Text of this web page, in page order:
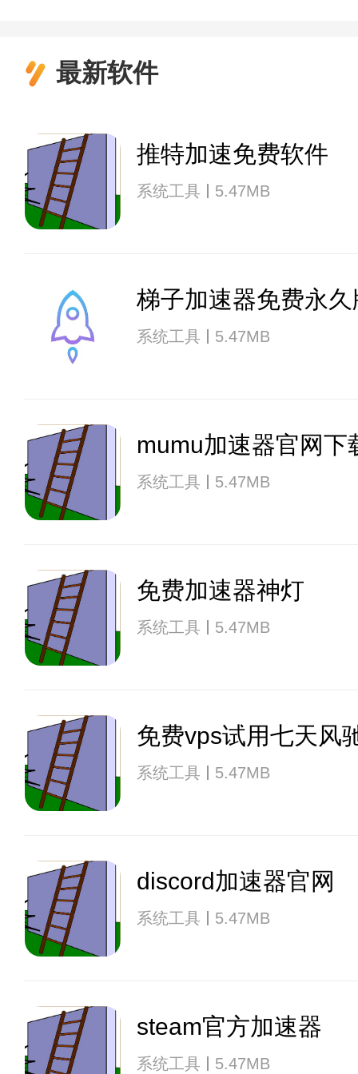
最新软件
推特加速免费软件
系统工具 5.47MB
梯子加速器免费永久
系统工具 5.47MB
mumu加速器官网下
系统工具 5.47MB
免费加速器神灯
系统工具 5.47MB
免费vps试用七天风
系统工具 5.47MB
discord加速器官网
系统工具 5.47MB
steam官方加速器
系统工具 5.47MB